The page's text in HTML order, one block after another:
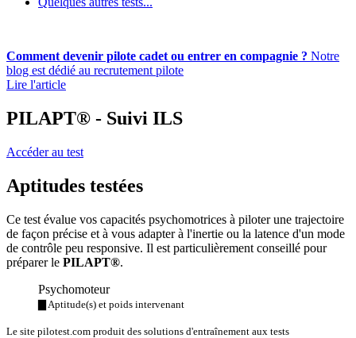
Comment devenir pilote cadet ou entrer en compagnie ? Notre
blog est dédié au recrutement pilote
Lire l'article
PILAPT® - Suivi ILS
Accéder au test
Aptitudes testées
Ce test évalue vos capacités psychomotrices à piloter une trajectoire
de façon précise et à vous adapter à l'inertie ou la latence d'un mode
de contrôle peu responsive. Il est particulièrement conseillé pour
préparer le PILAPT®.
Psychomoteur
▇ Aptitude(s) et poids intervenant
Le site pilotest.com produit des solutions d'entraînement aux tests